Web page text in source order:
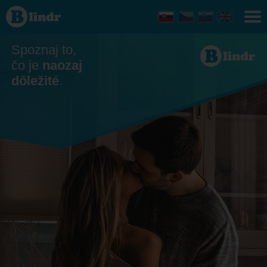
Zoznamka
- Ona
hľadá
Spoznaj to,
čo je naozaj
dôležité.